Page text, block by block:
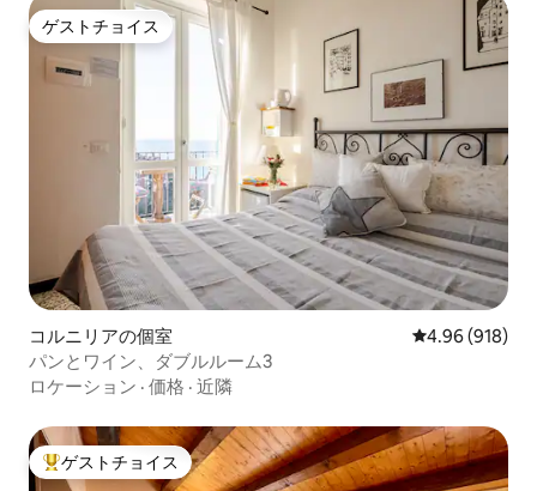
ゲストチョイス
ゲストチョイス
コルニリアの個室 レビュー918
4.96 (918)
パンとワイン、ダブルルーム3
ロケーション · 価格 · 近隣
大好評のゲストチョイスです。
ゲストチョイス